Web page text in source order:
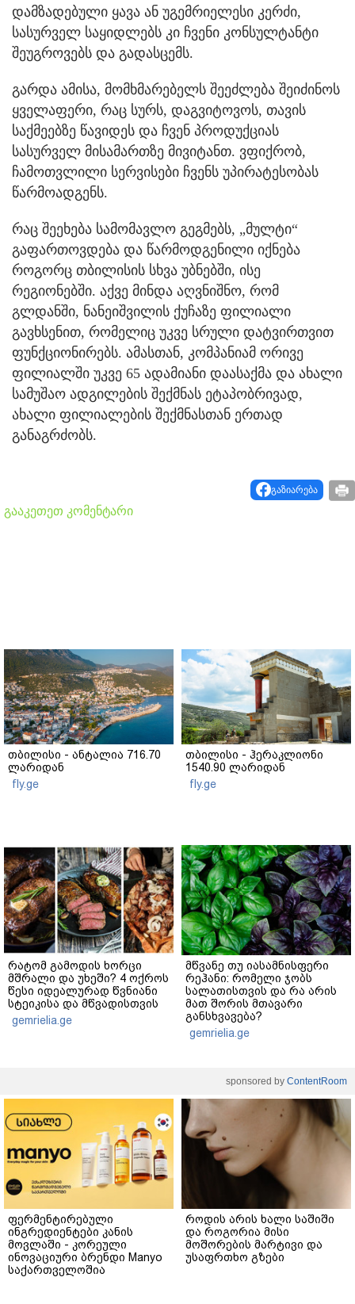
დამზადებული ყავა ან უგემრიელესი კერძი,
სასურველ საყიდლებს კი ჩვენი კონსულტანტი
შეუგროვებს და გადასცემს.
გარდა ამისა, მომხმარებელს შეეძლება შეიძინოს
ყველაფერი, რაც სურს, დაგვიტოვოს, თავის
საქმეებზე წავიდეს და ჩვენ პროდუქციას
სასურველ მისამართზე მივიტანთ. ვფიქრობ,
ჩამოთვლილი სერვისები ჩვენს უპირატესობას
წარმოადგენს.
რაც შეეხება სამომავლო გეგმებს, „მულტი“
გაფართოვდება და წარმოდგენილი იქნება
როგორც თბილისის სხვა უბნებში, ისე
რეგიონებში. აქვე მინდა აღვნიშნო, რომ
გლდანში, ნანეიშვილის ქუჩაზე ფილიალი
გავხსენით, რომელიც უკვე სრული დატვირთვით
ფუნქციონირებს. ამასთან, კომპანიამ ორივე
ფილიალში უკვე 65 ადამიანი დაასაქმა და ახალი
სამუშაო ადგილების შექმნას ეტაპობრივად,
ახალი ფილიალების შექმნასთან ერთად
განაგრძობს.
გაზიარება
გააკეთეთ კომენტარი
თბილისი - ანტალია 716.70
ლარიდან
fly.ge
თბილისი - ჰერაკლიონი
1540.90 ლარიდან
fly.ge
რატომ გამოდის ხორცი
მშრალი და უხეში? 4 ოქროს
წესი იდეალურად წვნიანი
სტეიკისა და მწვადისთვის
gemrielia.ge
მწვანე თუ იასამნისფერი
რეჰანი: რომელი ჯობს
სალათისთვის და რა არის
მათ შორის მთავარი
განსხვავება?
gemrielia.ge
sponsored by ContentRoom
ფერმენტირებული
ინგრედიენტები კანის
მოვლაში - კორეული
ინოვაციური ბრენდი Manyo
საქართველოშია
როდის არის ხალი საშიში
და როგორია მისი
მოშორების მარტივი და
უსაფრთხო გზები